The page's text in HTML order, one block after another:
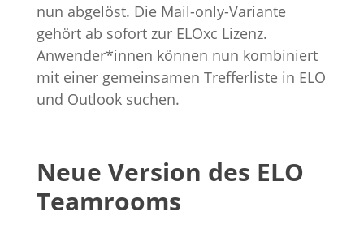
nun abgelöst. Die Mail-only-Variante
gehört ab sofort zur ELOxc Lizenz.
Anwender*innen können nun kombiniert
mit einer gemeinsamen Trefferliste in ELO
und Outlook suchen.
Neue Version des ELO
Teamrooms